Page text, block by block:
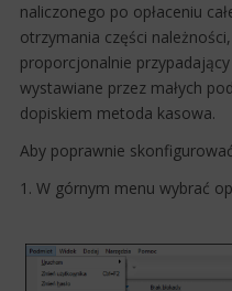
naliczonego po opłaceniu
otrzymania części
proporcjonalnie
wystawiane przez małych
dopiskiem metoda kasowa.
Aby poprawnie
1. W górnym menu wybrać